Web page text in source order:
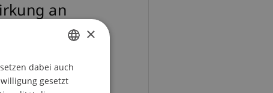
an
zum
GERMAN
ENGLISH
×
dabei auch
gesetzt